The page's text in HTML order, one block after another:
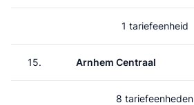
1 tariefeenheid
15. Arnhem Centraal
8 tariefeenheden